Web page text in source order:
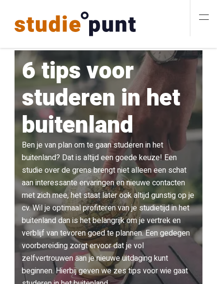
6 tips voor
studeren in het
buitenland
Ben je van plan om te gaan studeren in het
buitenland? Dat is altijd een goede keuze! Een
studie over de grens brengt niet alleen een schat
aan interessante ervaringen en nieuwe contacten
met zich mee, het staat later ook altijd gunstig op je
cv. Wil je optimaal profiteren van je studietijd in het
buitenland dan is het belangrijk om je vertrek en
verblijf van tevoren goed te plannen. Een gedegen
voorbereiding zorgt ervoor dat je vol
zelfvertrouwen aan je nieuwe uitdaging kunt
beginnen. Hierbij geven we zes tips voor wie gaat